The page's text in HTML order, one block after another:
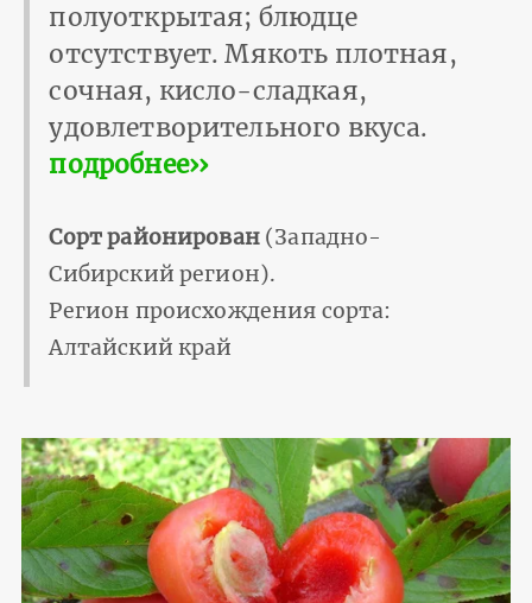
полуоткрытая; блюдце
отсутствует. Мякоть плотная,
сочная, кисло-сладкая,
удовлетворительного вкуса.
подробнее››
Сорт районирован(Западно-
Сибирский регион).
Регион происхождения сорта:
Алтайский край